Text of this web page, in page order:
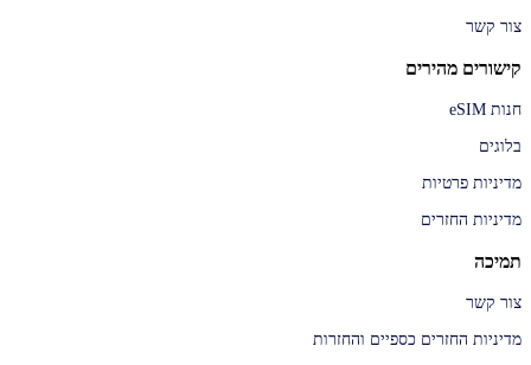
צור קשר
קישורים מהירים
חנות eSIM
בלוגים
מדיניות פרטיות
מדיניות החזרים
תמיכה
צור קשר
מדיניות החזרים כספיים והחזרות